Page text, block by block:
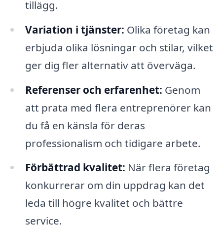
tillägg.
Variation i tjänster: Olika företag kan
erbjuda olika lösningar och stilar, vilket
ger dig fler alternativ att överväga.
Referenser och erfarenhet: Genom
att prata med flera entreprenörer kan
du få en känsla för deras
professionalism och tidigare arbete.
Förbättrad kvalitet: När flera företag
konkurrerar om din uppdrag kan det
leda till högre kvalitet och bättre
service.